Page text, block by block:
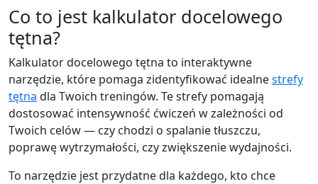
Co to jest kalkulator docelowego
tętna?
Kalkulator docelowego tętna to interaktywne
narzędzie, które pomaga zidentyfikować idealnestrefy
tętna dla Twoich treningów. Te strefy pomagają
dostosować intensywność ćwiczeń w zależności od
Twoich celów — czy chodzi o spalanie tłuszczu,
poprawę wytrzymałości, czy zwiększenie wydajności.
To narzędzie jest przydatne dla każdego, kto chce